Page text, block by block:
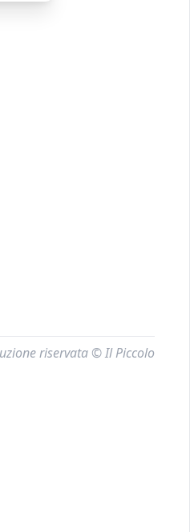
riservata © Il Piccolo